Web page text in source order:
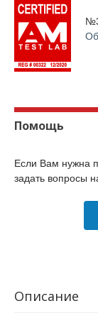
Помощь
Если Вам нужна
задать вопросы
Описание